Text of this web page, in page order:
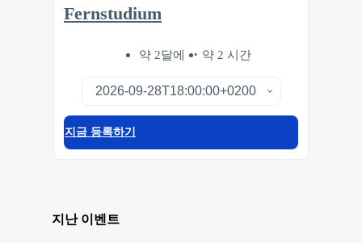
Fernstudium
약 2달에 약 2 시간
지금 등록하기
지난 이벤트